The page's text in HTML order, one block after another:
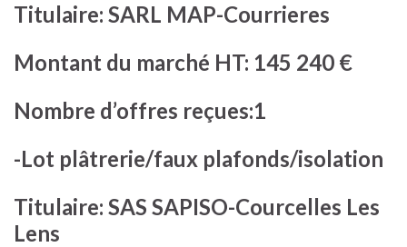
Titulaire: SARL MAP-Courrieres
Montant du marché HT: 145 240 €
Nombre d’offres reçues:1
-Lot plâtrerie/faux plafonds/isolation
Titulaire: SAS SAPISO-Courcelles Les
Lens